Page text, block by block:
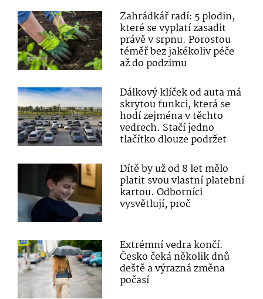
Zahrádkář radí: 5 plodin,
které se vyplatí zasadit
právě v srpnu. Porostou
téměř bez jakékoliv péče
až do podzimu
Dálkový klíček od auta má
skrytou funkci, která se
hodí zejména v těchto
vedrech. Stačí jedno
tlačítko dlouze podržet
Dítě by už od 8 let mělo
platit svou vlastní platební
kartou. Odborníci
vysvětlují, proč
Extrémní vedra končí.
Česko čeká několik dnů
deště a výrazná změna
počasí